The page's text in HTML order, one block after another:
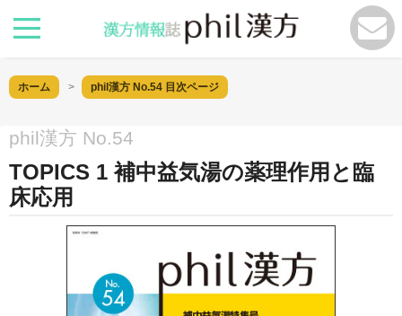
ホーム phil漢方 No.54 目次ページ
phil漢方 No.54
TOPICS 1 補中益気湯の薬理作用と臨
床応用